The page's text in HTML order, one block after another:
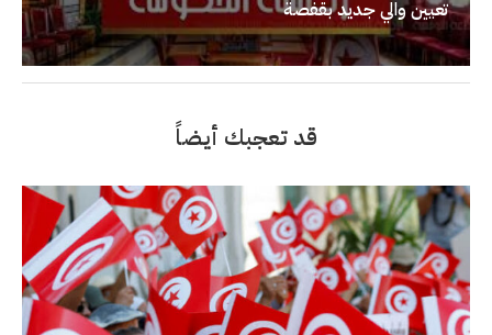
تعيين والي جديد بقفصة
قد تعجبك أيضاً